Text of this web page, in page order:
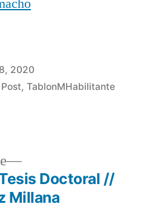
2020
Post, TablonMHabilitante
Entrada
siguiente:
Doctoral //
Millana